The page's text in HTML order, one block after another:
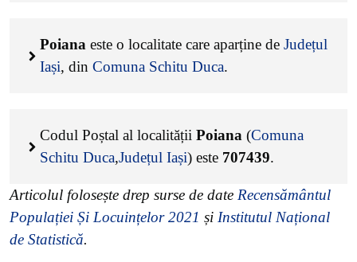
Poiana este o localitate care aparține de Județul
Iași, din Comuna Schitu Duca.
Codul Poștal al localității Poiana (Comuna
Schitu Duca,Județul Iași) este 707439.
Articolul folosește drep surse de date Recensământul
Populației Și Locuințelor 2021 și Institutul Național
de Statistică.